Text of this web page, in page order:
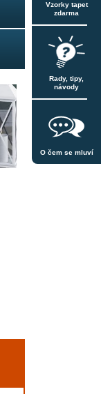
Vzorky tapet
zdarma
Rady, tipy,
návody
O čem se mluví